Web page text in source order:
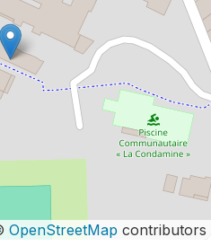
OpenStreetMap contributors